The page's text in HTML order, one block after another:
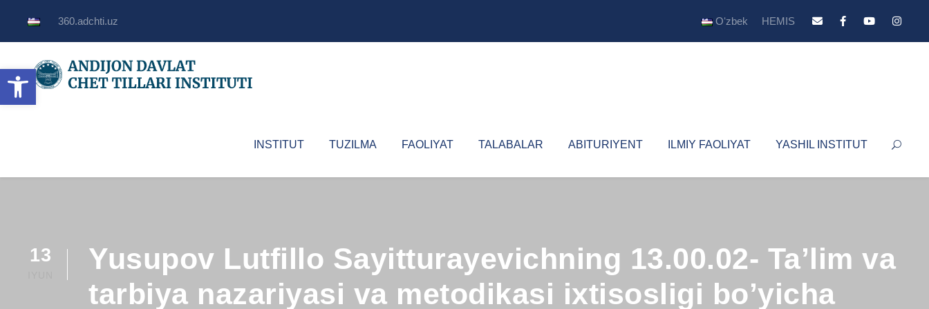
Open toolbar
360.adchti.uz Oʻzbek HEMIS
INSTITUT TUZILMA FAOLIYAT TALABALAR ABITURIYENT ILMIY FAOLIYAT YASHIL INSTITUT
13
Yusupov Lutfillo Sayitturayevichning 13.00.02- Ta’lim va
tarbiya nazariyasi va metodikasi ixtisosligi bo’yicha